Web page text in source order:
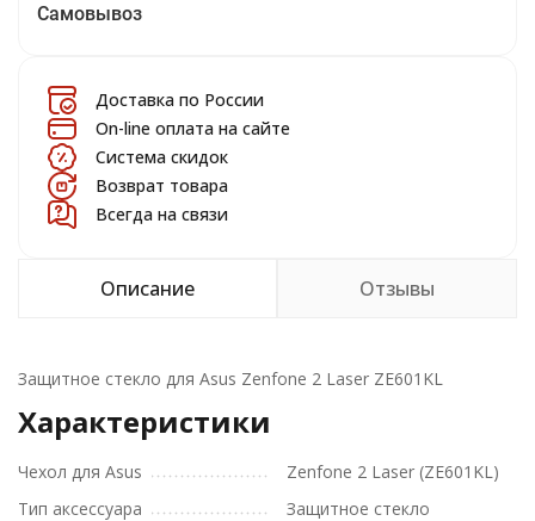
Самовывоз
Доставка по России
On-line оплата на сайте
Система скидок
Возврат товара
Всегда на связи
Описание Отзывы
Защитное стекло для Asus Zenfone 2 Laser ZE601KL
Характеристики
Чехол для Asus
Zenfone 2 Laser (ZE601KL)
Тип аксессуара
Защитное стекло